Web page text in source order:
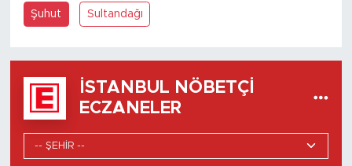
Şuhut Sultandağı
İSTANBUL NÖBETÇI
ECZANELER